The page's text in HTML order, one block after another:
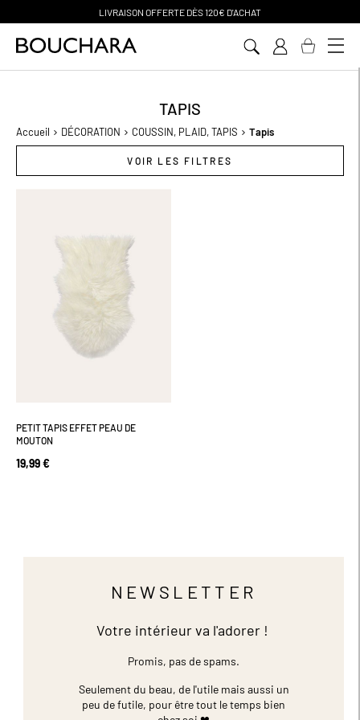
PAIEMENT EN 3 SANS FRAIS
TAPIS
Accueil DÉCORATION COUSSIN, PLAID, TAPIS Tapis
VOIR LES FILTRES
PETIT TAPIS EFFET PEAU DE
MOUTON
19,99 €
NEWSLETTER
Votre intérieur va l'adorer !
Promis, pas de spams.
Seulement du beau, de l'utile mais aussi un
peu de futile, pour être tout le temps bien